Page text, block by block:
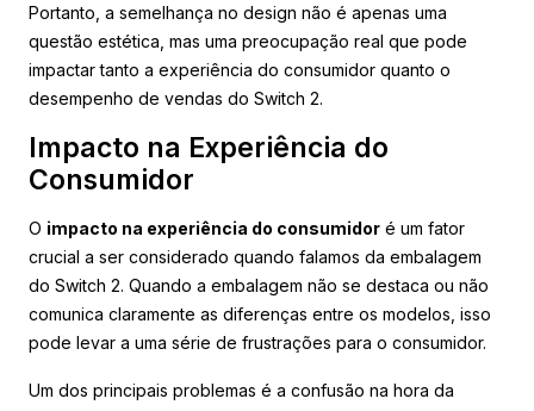
Portanto, a semelhança no design não é apenas uma
questão estética, mas uma preocupação real que pode
impactar tanto a experiência do consumidor quanto o
desempenho de vendas do Switch 2.
Impacto na Experiência do
Consumidor
O impacto na experiência do consumidor é um fator
crucial a ser considerado quando falamos da embalagem
do Switch 2. Quando a embalagem não se destaca ou não
comunica claramente as diferenças entre os modelos, isso
pode levar a uma série de frustrações para o consumidor.
Um dos principais problemas é a confusão na hora da